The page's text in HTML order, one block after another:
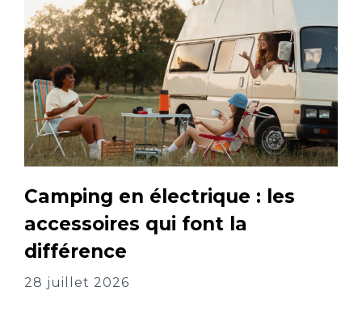
Camping en électrique : les
accessoires qui font la
différence
28 juillet 2026